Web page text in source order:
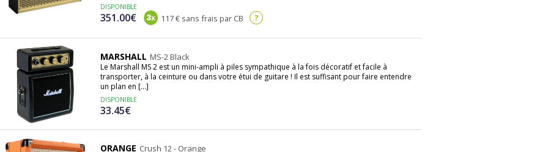
DISPONIBLE
351.00€ 117 € sans frais par CB ?
MARSHALL MS-2 Black
Le Marshall MS 2 est un mini-ampli à piles sympathique à la fois décoratif et facile à
transporter, à la ceinture ou dans votre étui de guitare ! Il est suffisant pour faire entendre
un plan en [...]
DISPONIBLE
33.45€
ORANGE Crush 12 - Orange